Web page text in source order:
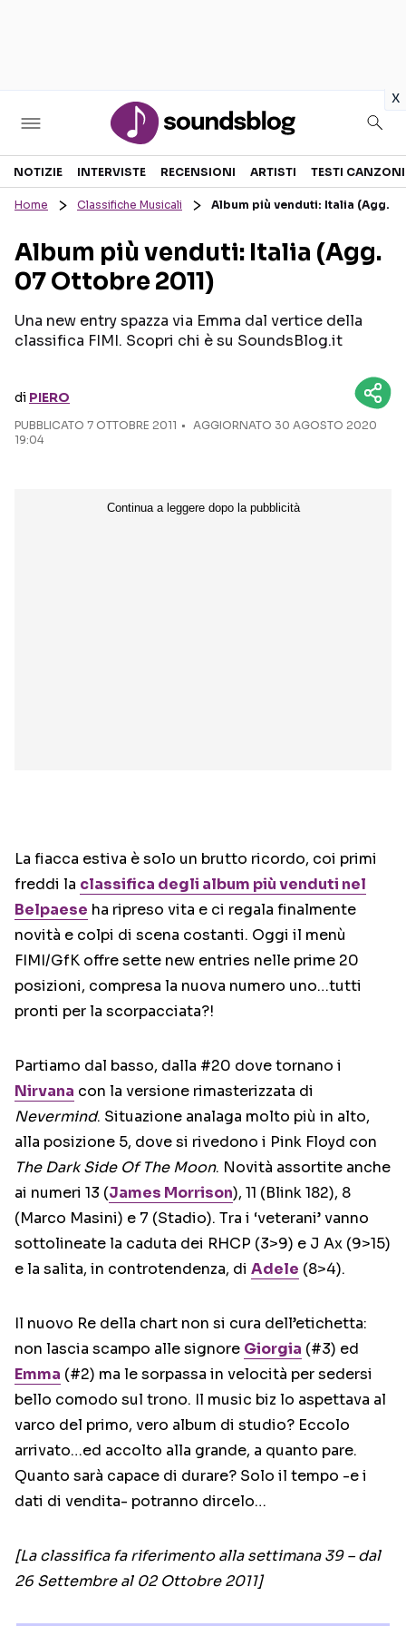
x
Sezioni
RECENSIONI MUSICALI
INTERVISTE
GOSSIP E CURIOSITÀ
TESTI CANZONI
TALENT SHOW
NOTIZIE INTERVISTE RECENSIONI ARTISTI TESTI CANZONI
Home Classifiche Musicali Album più venduti: Italia (Agg.
Album più venduti: Italia (Agg.
07 Ottobre 2011)
Una new entry spazza via Emma dal vertice della
classifica FIMI. Scopri chi è su SoundsBlog.it
di PIERO
PUBBLICATO 7 OTTOBRE 2011
AGGIORNATO 30 AGOSTO 2020
19:04
La fiacca estiva è solo un brutto ricordo, coi primi
freddi la classifica degli album più venduti nel
Belpaese ha ripreso vita e ci regala finalmente
novità e colpi di scena costanti. Oggi il menù
FIMI/GfK offre sette new entries nelle prime 20
posizioni, compresa la nuova numero uno…tutti
pronti per la scorpacciata?!
Partiamo dal basso, dalla #20 dove tornano i
Nirvana con la versione rimasterizzata di
Nevermind. Situazione analaga molto più in alto,
alla posizione 5, dove si rivedono i Pink Floyd con
The Dark Side Of The Moon. Novità assortite anche
ai numeri 13 (James Morrison), 11 (Blink 182), 8
(Marco Masini) e 7 (Stadio). Tra i ‘veterani’ vanno
sottolineate la caduta dei RHCP (3>9) e J Ax (9>15)
e la salita, in controtendenza, di Adele (8>4).
Il nuovo Re della chart non si cura dell’etichetta:
non lascia scampo alle signore Giorgia (#3) ed
Emma (#2) ma le sorpassa in velocità per sedersi
bello comodo sul trono. Il music biz lo aspettava al
varco del primo, vero album di studio? Eccolo
arrivato…ed accolto alla grande, a quanto pare.
Quanto sarà capace di durare? Solo il tempo -e i
dati di vendita- potranno dircelo…
[La classifica fa riferimento alla settimana 39 – dal
26 Settembre al 02 Ottobre 2011]